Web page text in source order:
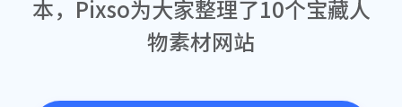
本，Pixso为大家整理了10个宝藏人
物素材网站